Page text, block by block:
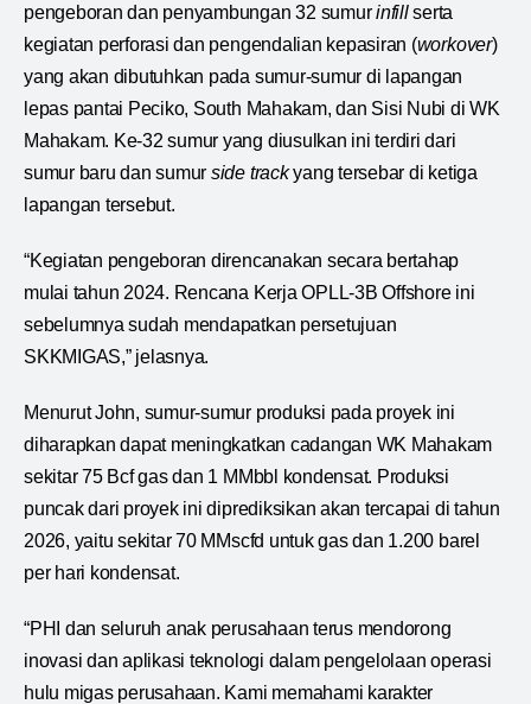
pengeboran dan penyambungan 32 sumurinfillserta
kegiatan perforasi dan pengendalian kepasiran (workover)
yang akan dibutuhkan pada sumur-sumur di lapangan
lepas pantai Peciko, South Mahakam, dan Sisi Nubi di WK
Mahakam. Ke-32 sumur yang diusulkan ini terdiri dari
sumur baru dan sumur side trackyang tersebar di ketiga
lapangan tersebut.
“Kegiatan pengeboran direncanakan secara bertahap
mulai tahun 2024. Rencana Kerja OPLL-3B Offshore ini
sebelumnya sudah mendapatkan persetujuan
SKKMIGAS,” jelasnya.
Menurut John, sumur-sumur produksi pada proyek ini
diharapkan dapat meningkatkan cadangan WK Mahakam
sekitar 75 Bcf gas dan 1 MMbbl kondensat. Produksi
puncak dari proyek ini diprediksikan akan tercapai di tahun
2026, yaitu sekitar 70 MMscfd untuk gas dan 1.200 barel
per hari kondensat.
“PHI dan seluruh anak perusahaan terus mendorong
inovasi dan aplikasi teknologi dalam pengelolaan operasi
hulu migas perusahaan. Kami memahami karakter